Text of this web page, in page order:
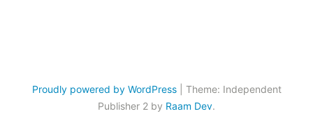
Proudly powered by WordPress
Theme: Independent
Publisher 2 by Raam Dev.